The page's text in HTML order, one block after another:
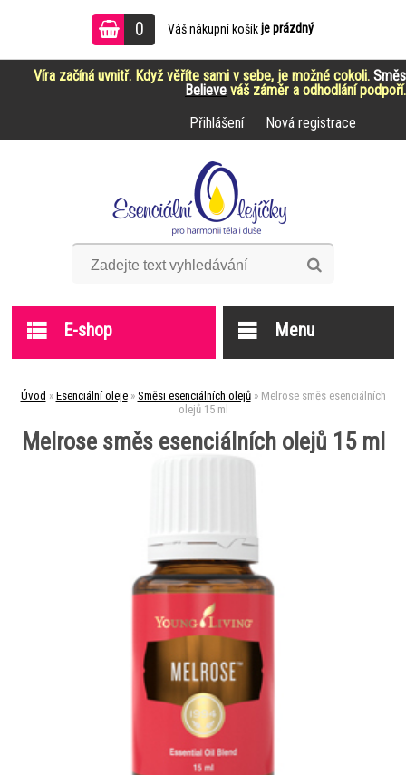
Víra začíná uvnitř. Když věříte sami v sebe, je možné cokoli. Směs
Believe váš záměr a odhodlání podpoří.
Přihlášení
Nová registrace
0 Váš nákupní košíkje prázdný
E-shop Menu
Úvod » Esenciální oleje » Směsi esenciálních olejů » Melrose směs esenciálních
olejů 15 ml
Melrose směs esenciálních olejů 15 ml